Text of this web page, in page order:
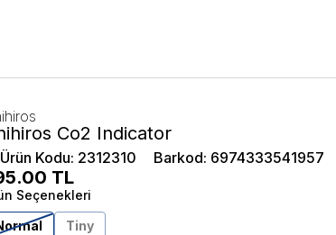
Co2 Indicator
Ürün Kodu: 2312310 Barkod: 6974333541957
TL
Seçenekleri
Tiny